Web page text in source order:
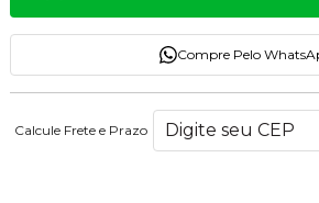
Compre Pelo
Calcule Frete e Prazo